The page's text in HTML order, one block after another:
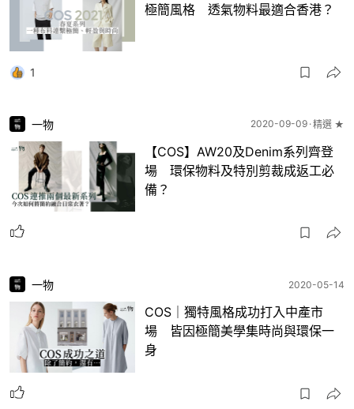
極簡風格 透氣物料最適合香港？
1
一物 2020-09-09 精選 ★
【COS】AW20及Denim系列齊登
場 環保物料及特別剪裁成返工必
備？
一物 2020-05-14
COS｜獨特風格成功打入中產市
場 皆因極簡美學集時尚與環保一
身